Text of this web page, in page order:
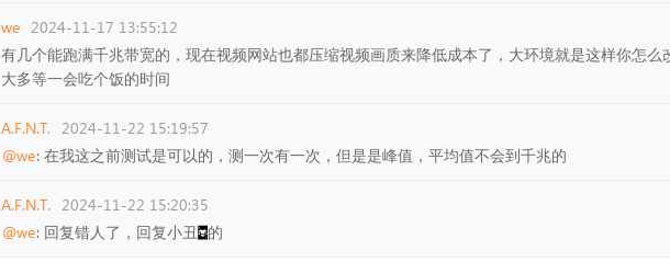
we 2024-11-17 13:55:12
有几个能跑满千兆带宽的，现在视频网站也都压缩视频画质来降低成本了，大环境就是这样你怎
大多等一会吃个饭的时间
A.F.N.T. 2024-11-22 15:19:57
@we: 在我这之前测试是可以的，测一次有一次，但是是峰值，平均值不会到千兆的
A.F.N.T. 2024-11-22 15:20:35
@we: 回复错人了，回复小丑🃏的